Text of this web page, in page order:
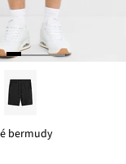
bermudy